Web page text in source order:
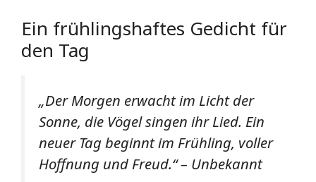
Ein frühlingshaftes Gedicht für
den Tag
„Der Morgen erwacht im Licht der
Sonne, die Vögel singen ihr Lied. Ein
neuer Tag beginnt im Frühling, voller
Hoffnung und Freud.“– Unbekannt